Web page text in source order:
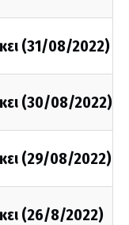
(31/08/2022)
(30/08/2022)
(29/08/2022)
(26/8/2022)